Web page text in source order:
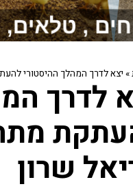
» יצא לדרך המהלך ההיסטורי
לדרך
שרון